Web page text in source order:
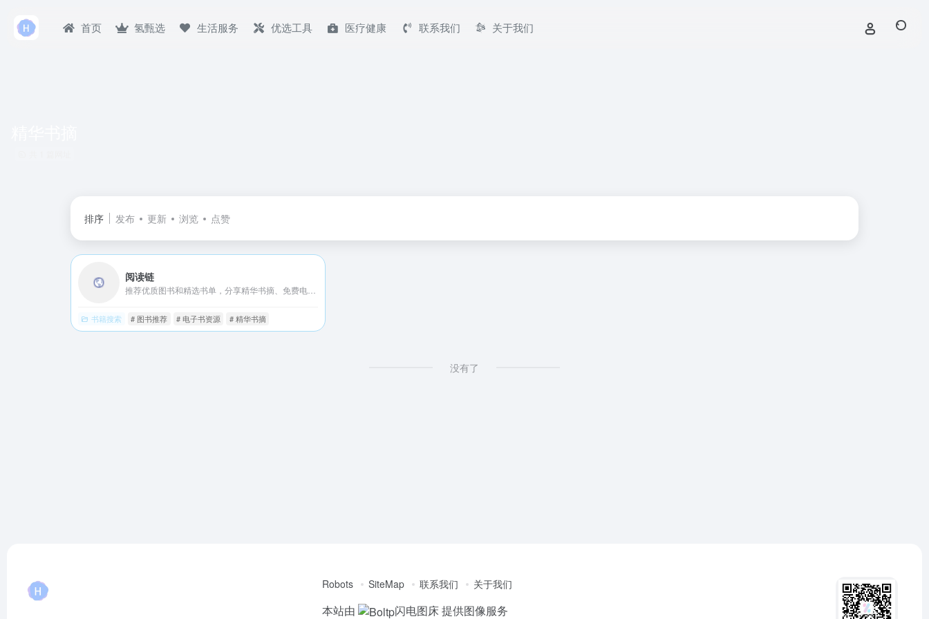
首页 氢甄选 生活服务 优选工具 医疗健康 联系我们 关于我们
排序 发布 更新 浏览 点赞
阅读链
书籍搜索 # 图书推荐 # 电子书资源 # 精华书摘
没有了
Robots SiteMap 联系我们 关于我们
本站由 闪电图床提供图像服务